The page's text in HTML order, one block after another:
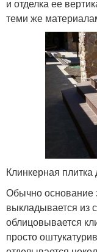
и отделка ее
теми же
Клинкерная плитка
Обычно основание
выкладывается из
облицовывается
просто